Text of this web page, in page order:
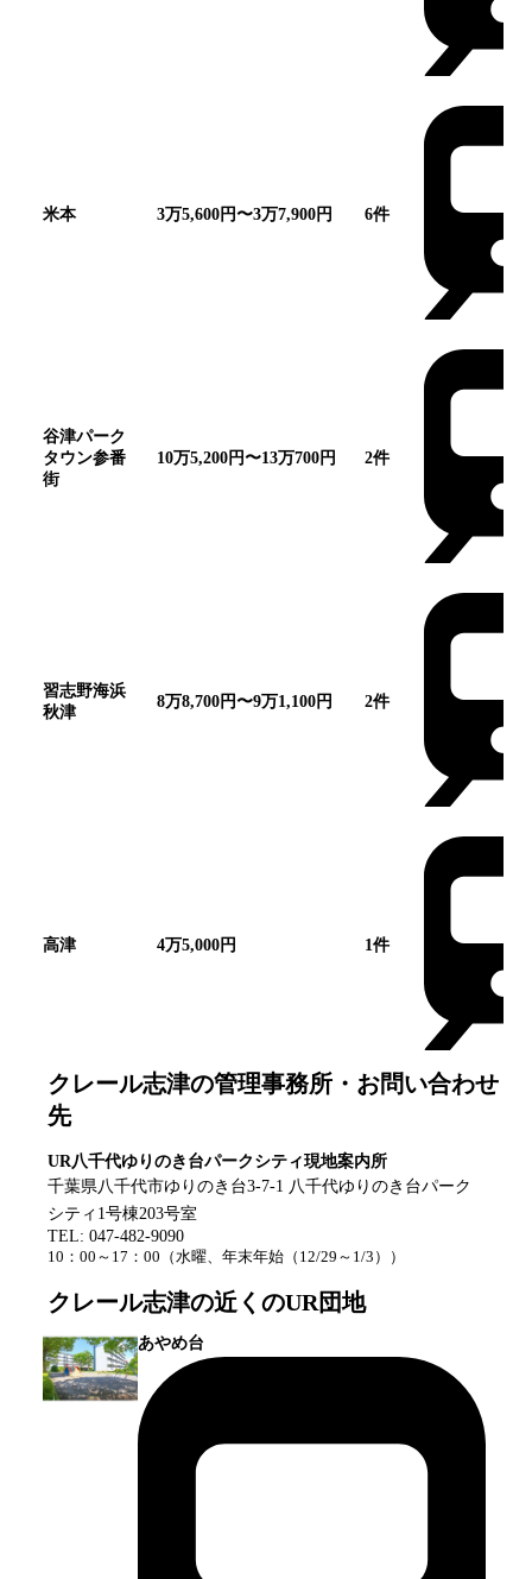
米本 3万5,600円〜3万7,900円 6件
谷津パーク
タウン参番
街
10万5,200円〜13万700円 2件
習志野海浜
秋津
8万8,700円〜9万1,100円 2件
高津 4万5,000円 1 件
クレール志津の管理事務所・お問い合わせ
先
UR八千代ゆりのき台パークシティ現地案内所
千葉県八千代市ゆりのき台3-7-1 八千代ゆりのき台パーク
シティ1号棟203号室
TEL: 047-482-9090
10：00～17：00 （水曜、年末年始（12/29～1/3） ）
クレール志津の近くのUR団地
あやめ台